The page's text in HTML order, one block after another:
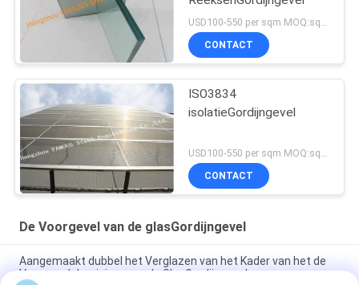
USD100-550 per sqm MOQ:sqm 300
CONTACT
ISO3834
isolatieGordijngevel
CONTACT
De Voorgevel van de glasGordijngevel
Aangemaakt dubbel het Verglazen van het Kader van het de
Voorgevelaluminium van de GlasGordijngevel